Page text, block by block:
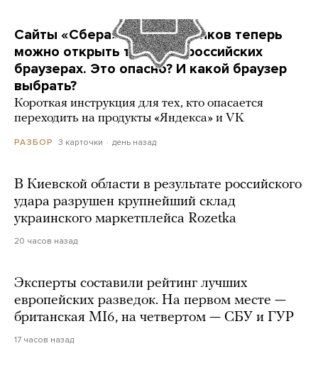
Сайты «Сбера» и других банков теперь
можно открыть только в российских
браузерах. Это опасно? И какой браузер
выбрать?
Короткая инструкция для тех, кто опасается
переходить на продукты «Яндекса» и VK
РАЗБОР 3 карточки день назад
В Киевской области в результате российского
удара разрушен крупнейший склад
украинского маркетплейса Rozetka
20 часов назад
Эксперты составили рейтинг лучших
европейских разведок. На первом месте —
британская MI6, на четвертом — СБУ и ГУР
17 часов назад